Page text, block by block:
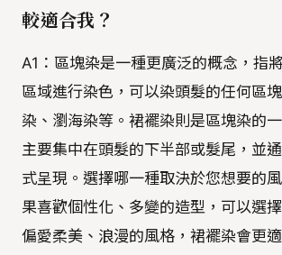
較適合我？
A1：區塊染是一種更廣泛的概念，指
區域進行染色，可以染頭髮的任何區
染、瀏海染等。裙襬染則是區塊染的
主要集中在頭髮的下半部或髮尾，並
式呈現。選擇哪一種取決於您想要的
果喜歡個性化、多變的造型，可以選
偏愛柔美、浪漫的風格，裙襬染會更